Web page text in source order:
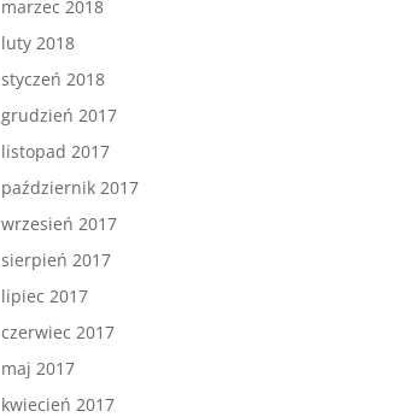
marzec 2018
luty 2018
styczeń 2018
grudzień 2017
listopad 2017
październik 2017
wrzesień 2017
sierpień 2017
lipiec 2017
czerwiec 2017
maj 2017
kwiecień 2017